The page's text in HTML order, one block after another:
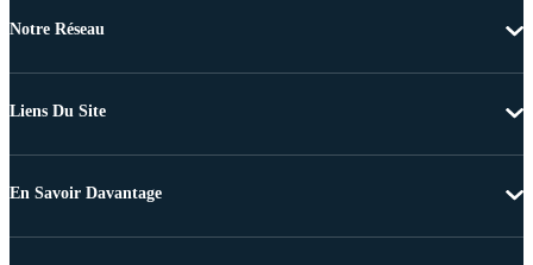
Notre Réseau
Liens Du Site
En Savoir Davantage